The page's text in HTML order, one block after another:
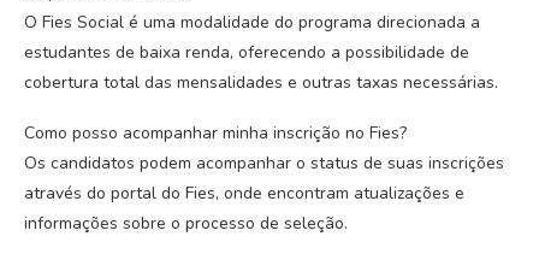
O Fies Social é uma modalidade do programa direcionada a
estudantes de baixa renda, oferecendo a possibilidade de
cobertura total das mensalidades e outras taxas necessárias.
Como posso acompanhar minha inscrição no Fies?
Os candidatos podem acompanhar o status de suas inscrições
através do portal do Fies, onde encontram atualizações e
informações sobre o processo de seleção.